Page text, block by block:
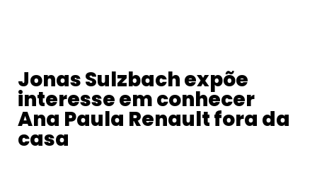
Jonas Sulzbach expõe
interesse em conhecer
Ana Paula Renault fora da
casa